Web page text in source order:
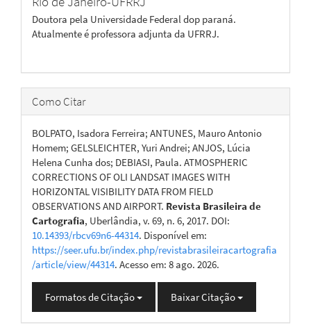
Doutora pela Universidade Federal dop paraná.
Atualmente é professora adjunta da UFRRJ.
Como Citar
BOLPATO, Isadora Ferreira; ANTUNES, Mauro Antonio
Homem; GELSLEICHTER, Yuri Andrei; ANJOS, Lúcia
Helena Cunha dos; DEBIASI, Paula. ATMOSPHERIC
CORRECTIONS OF OLI LANDSAT IMAGES WITH
HORIZONTAL VISIBILITY DATA FROM FIELD
OBSERVATIONS AND AIRPORT. Revista Brasileira de
Cartografia, Uberlândia, v. 69, n. 6, 2017. DOI:
10.14393/rbcv69n6-44314. Disponível em:
https://seer.ufu.br/index.php/revistabrasileiracartografia
/article/view/44314. Acesso em: 8 ago. 2026.
Formatos de Citação Baixar Citação